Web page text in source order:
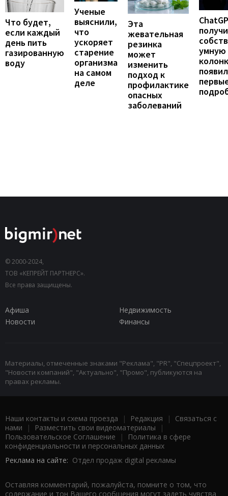
Что будет,
если каждый
день пить
газированную
воду
Ученые
выяснили,
что
ускоряет
старение
организма
на самом
деле
Эта
жевательная
резинка
может
изменить
подход к
профилактике
опасных
заболеваний
умную
© 2000-2024,
ТОВ «КЕПРЕЙТ ПАРТНЕРС».
Все права защищены.
Афиша
Недвижимость
Новости
Финансы
Материалы, отмеченные знаками "Реклама", "PR", "Спецпроект",
"Новости компаний", "Актуально", "Промо", публикуются на
правах рекламы.
Наши контакты и схема проезда | Редакция | Связаться с
нами | Разместить свои видеоматериалы |
Пользовательское Соглашение |
Политика в сфере
конфиденциальности и персональных данных
Реклама на сайте: Отдел продаж digital рекламы
Оставляя комментарий, пожалуйста, помните о том, что
содержание и тон Вашего сообщения могут задеть чувства